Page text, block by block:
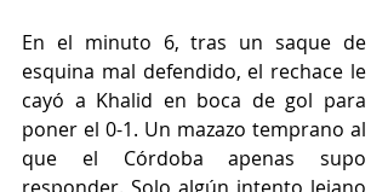
En el minuto 6, tras un saque de
esquina mal defendido, el rechace le
cayó a Khalid en boca de gol para
poner el 0-1. Un mazazo temprano al
que el Córdoba apenas supo